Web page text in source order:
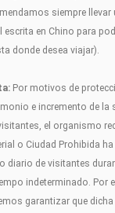
siempre llevar
escrita en Chino para
donde desea viajar).
Por motivos de
e incremento de la
el organismo
o Ciudad Prohibida ha
diario de visitantes
indeterminado. Por
garantizar que